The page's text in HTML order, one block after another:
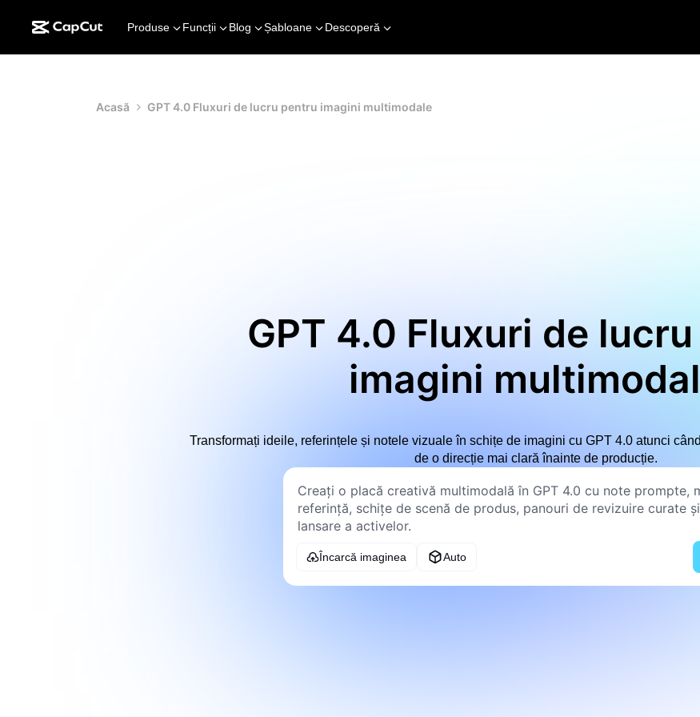
Produse Funcții Blog Șabloane Descoperă
Acasă GPT 4.0 Fluxuri de lucru pentru imagini multimodale
GPT 4.0 Fluxuri de
imagini
Transformați ideile, referințele și notele vizuale în schițe de imagini cu GPT 4.0 atunci
de o direcție mai clară înainte de producție.
Încarcă imaginea Auto